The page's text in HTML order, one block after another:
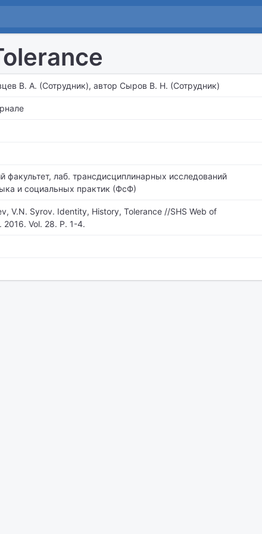
В. А. (Сотрудник), автор Сыров В. Н. (Сотрудник)
факультет, лаб. трансдисциплинарных исследований
и социальных практик (ФсФ)
V.N. Syrov. Identity, History, Tolerance //SHS Web of
2016. Vol. 28. P. 1-4.